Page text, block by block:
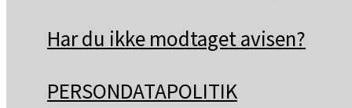
Har du ikke modtaget avisen?
PERSONDATAPOLITIK